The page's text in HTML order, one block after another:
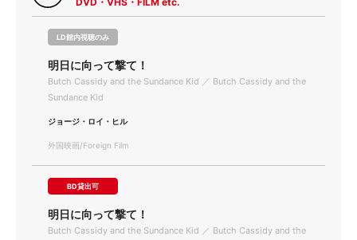
LD館内視聴のみ
明日に向って撃て！
Butch Cassidy and the Sundance Kid ／ Butch Cassidy and the
Sundance Kid
ジョージ・ロイ・ヒル
外国映画/Foreign Film
BD貸出可
明日に向って撃て！
Butch Cassidy and the Sundance Kid ／ Butch Cassidy and the